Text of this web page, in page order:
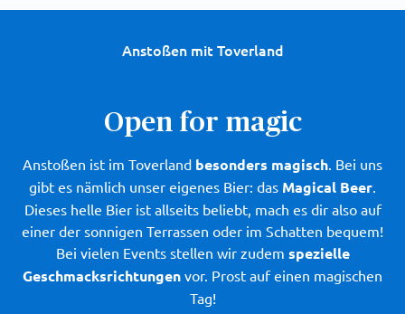
Anstoßen mit Toverland
Open for magic
Anstoßen ist im Toverland besonders magisch. Bei uns
gibt es nämlich unser eigenes Bier: das Magical Beer.
Dieses helle Bier ist allseits beliebt, mach es dir also auf
einer der sonnigen Terrassen oder im Schatten bequem!
Bei vielen Events stellen wir zudem spezielle
Geschmacksrichtungen vor. Prost auf einen magischen
Tag!